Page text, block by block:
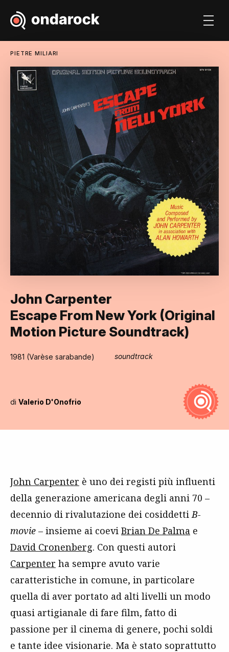
PIETRE MILIARI
John Carpenter
Escape From New York (Original
Motion Picture Soundtrack)
1981 (Varèse sarabande) soundtrack
di Valerio D'Onofrio
John Carpenter è uno dei registi più influenti
della generazione americana degli anni 70 –
decennio di rivalutazione dei cosiddettiB-
movie – insieme ai coevi Brian De Palma e
David Cronenberg. Con questi autori
Carpenter ha sempre avuto varie
caratteristiche in comune, in particolare
quella di aver portato ad alti livelli un modo
quasi artigianale di fare film, fatto di
passione per il cinema di genere, pochi soldi
e tante idee visionarie. Ma è stato soprattutto